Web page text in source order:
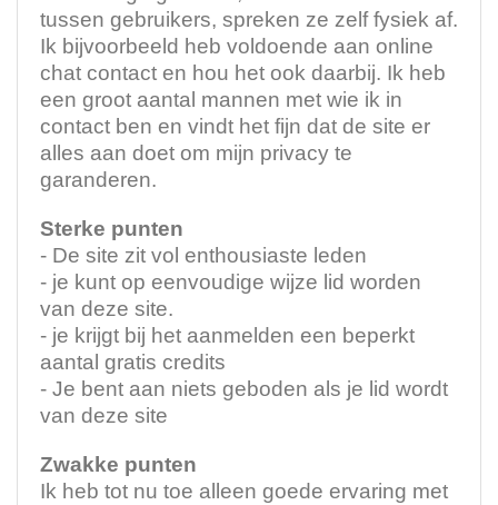
tussen gebruikers, spreken ze zelf fysiek af.
Ik bijvoorbeeld heb voldoende aan online
chat contact en hou het ook daarbij. Ik heb
een groot aantal mannen met wie ik in
contact ben en vindt het fijn dat de site er
alles aan doet om mijn privacy te
garanderen.
Sterke punten
- De site zit vol enthousiaste leden
- je kunt op eenvoudige wijze lid worden
van deze site.
- je krijgt bij het aanmelden een beperkt
aantal gratis credits
- Je bent aan niets geboden als je lid wordt
van deze site
Zwakke punten
Ik heb tot nu toe alleen goede ervaring met